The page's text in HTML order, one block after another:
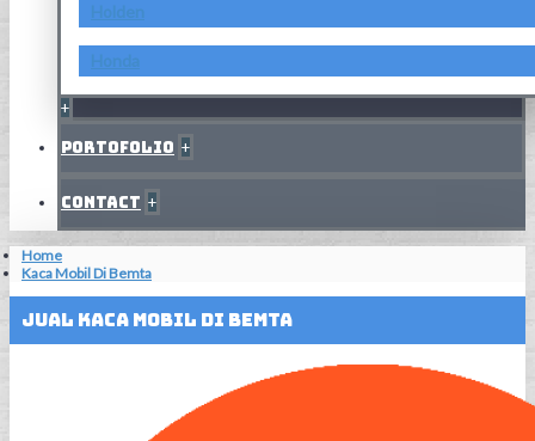
Holden
Honda
+
Portofolio +
Contact +
Home
Kaca Mobil Di Bemta
Jual Kaca Mobil Di Bemta